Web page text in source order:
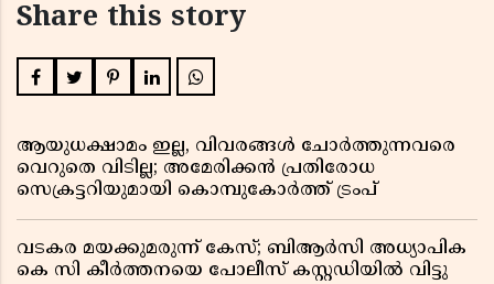
Share this story
ആയുധക്ഷാമം ഇല്ല, വിവരങ്ങൾ ചോർത്തുന്നവരെ
വെറുതെ വിടില്ല; അമേരിക്കൻ പ്രതിരോധ
സെക്രട്ടറിയുമായി കൊമ്പുകോർത്ത് ട്രംപ്
വടകര മയക്കുമരുന്ന് കേസ്; ബിആർസി അധ്യാപിക
കെ സി കീർത്തനയെ പോലീസ് കസ്റ്റഡിയിൽ വിട്ടു